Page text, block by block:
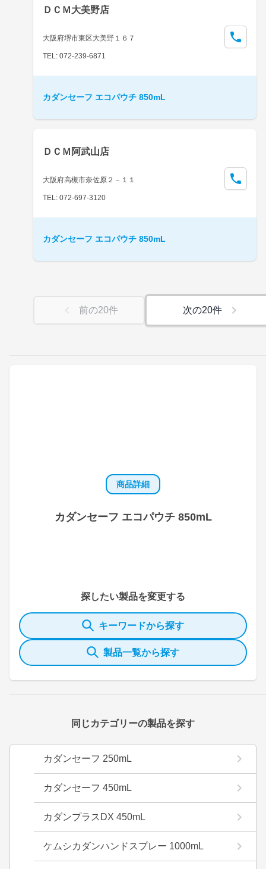
商品詳細
カダンセーフ エコパウチ 850mL
探したい製品を変更する
キーワードから探す
製品一覧から探す
同じカテゴリーの製品を探す
カダンセーフ 250mL
カダンセーフ 450mL
カダンプラスDX 450mL
ケムシカダンハンドスプレー 1000mL
ＤＣＭ大美野店
大阪府堺市東区大美野１６７
TEL: 072-239-6871
カダンセーフ エコパウチ 850mL
ＤＣＭ阿武山店
大阪府高槻市奈佐原２－１１
TEL: 072-697-3120
カダンセーフ エコパウチ 850mL
前の20件 次の20件